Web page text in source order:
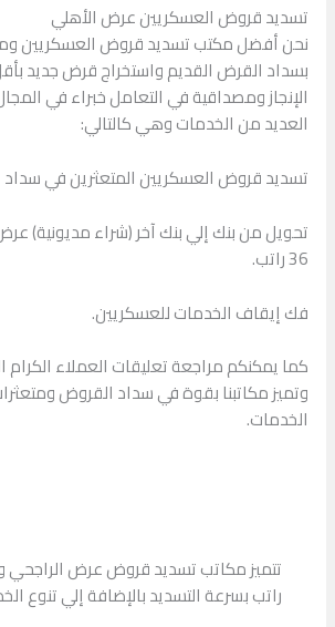
تسديد قروض العسكريين عرض الأهلي
نحن أفضل مكتب تسديد قروض العسكريين
بسداد القرض القديم واستخراج قرض جديد
الإنجاز ومصداقية في التعامل خبراء في
العديد من الخدمات وهي كالتالي:
تسديد قروض العسكريين المتعثرين في
تحويل من بنك إلي بنك آخر (شراء مديونية)
36 راتب.
فك إيقاف الخدمات للعسكريين.
كما يمكنكم مراجعة تعليقات العملاء
وتميز مكاتبنا بقوة في سداد القروض
الخدمات.
راتب بسرعة التسديد بالإضافة إلي تنوع